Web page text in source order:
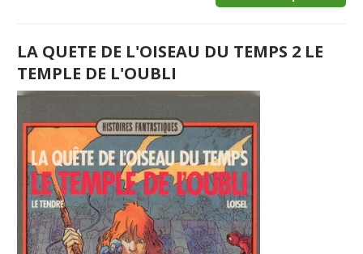
LA QUETE DE L'OISEAU DU TEMPS 2 LE
TEMPLE DE L'OUBLI